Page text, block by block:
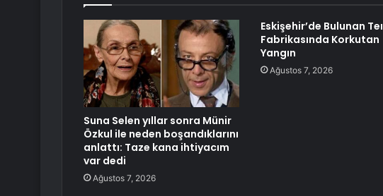
Suna Selen yıllar sonra Münir
Özkul ile neden boşandıklarını
anlattı: Taze kana ihtiyacım
var dedi
Ağustos 7, 2026
Eskişehir’de Bulunan Teı
Fabrikasında Korkutan
Yangın
Ağustos 7, 2026